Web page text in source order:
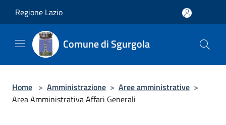
Regione Lazio
Comune di Sgurgola
Home > Amministrazione > Aree amministrative >
Area Amministrativa Affari Generali